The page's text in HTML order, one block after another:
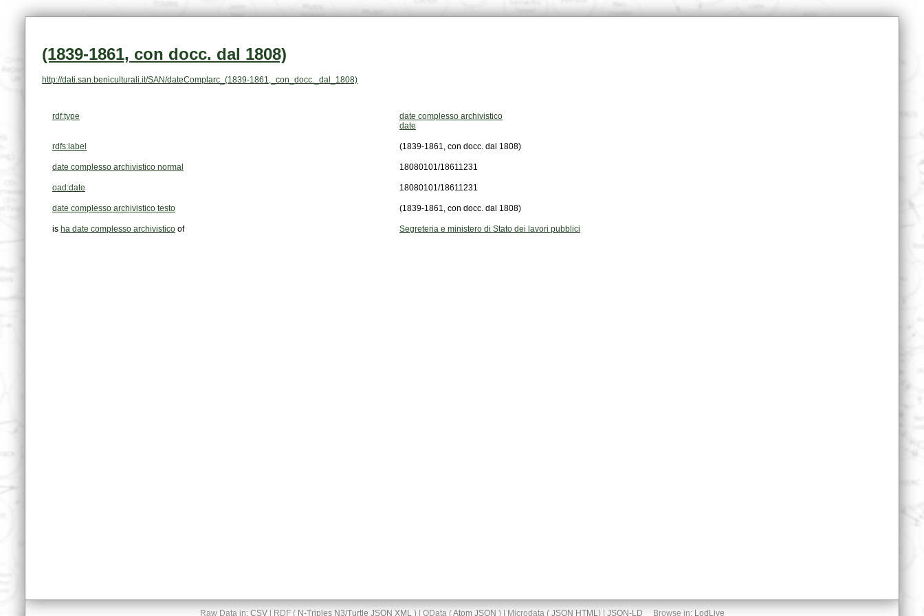
(1839-1861, con docc. dal 1808)
http://dati.san.beniculturali.it/SAN/dateComplarc_(1839-1861,_con_docc._dal_1808)
rdf:type
date complesso archivistico
date
rdfs:label (1839-1861, con docc. dal 1808)
date complesso archivistico normal 18080101/18611231
oad:date 18080101/18611231
date complesso archivistico testo (1839-1861, con docc. dal 1808)
is ha date complesso archivistico of Segreteria e ministero di Stato dei lavori pubblici
Raw Data in: CSV| RDF ( N-Triples N3/Turtle JSON XML) | OData (Atom JSON ) | Microdata ( JSON HTML) | JSON-LD Browse in: LodLive